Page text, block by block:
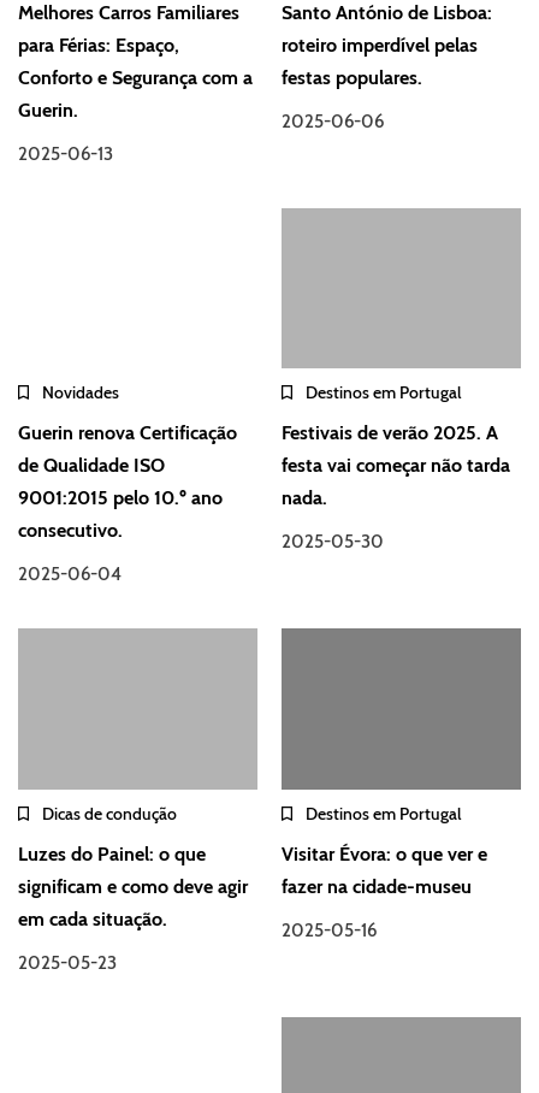
Melhores Carros Familiares
para Férias: Espaço,
Conforto e Segurança com a
Guerin.
2025-06-13
Santo António de Lisboa:
roteiro imperdível pelas
festas populares.
2025-06-06
Novidades
Guerin renova Certificação
de Qualidade ISO
9001:2015 pelo 10.º ano
consecutivo.
2025-06-04
Destinos em Portugal
Festivais de verão 2025. A
festa vai começar não tarda
nada.
2025-05-30
Dicas de condução
Luzes do Painel: o que
significam e como deve agir
em cada situação.
2025-05-23
Destinos em Portugal
Visitar Évora: o que ver e
fazer na cidade-museu
2025-05-16